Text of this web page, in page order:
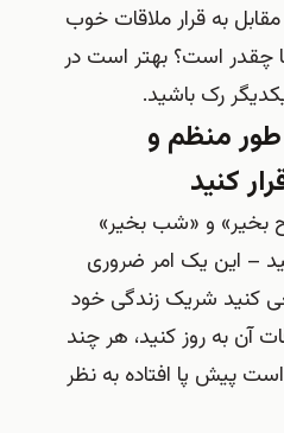
به قرار ملاقات خوب
است؟ بهتر است در
رک باشید.
منظم و
کنید
بخیر» و «شب بخیر»
– این یک امر ضروری
کنید شریک زندگی خود
آن به روز کنید، هر چند
پیش پا افتاده به نظر